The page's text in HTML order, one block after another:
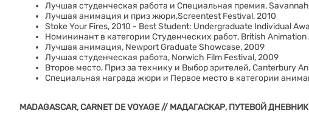
Лучшая студенческая работа и Специальная премия,
Лучшая анимация и приз жюри,Screentest Festival, 2010
Stoke Your Fires, 2010 - Best Student: Undergraduate Individual
Номининант в категории Студенческих работ, British Animation
Лучшая анимация, Newport Graduate Showcase, 2009
Лучшая студенческая работа, Norwich Film Festival, 2009
Второе место, Приз за технику и Выбор зрителей, Canterbury
Специальная награда жюри и Первое место в категории
MADAGASCAR, CARNET DE VOYAGE // МАДАГАСКАР, ПУТЕВОЙ ДНЕВНИК